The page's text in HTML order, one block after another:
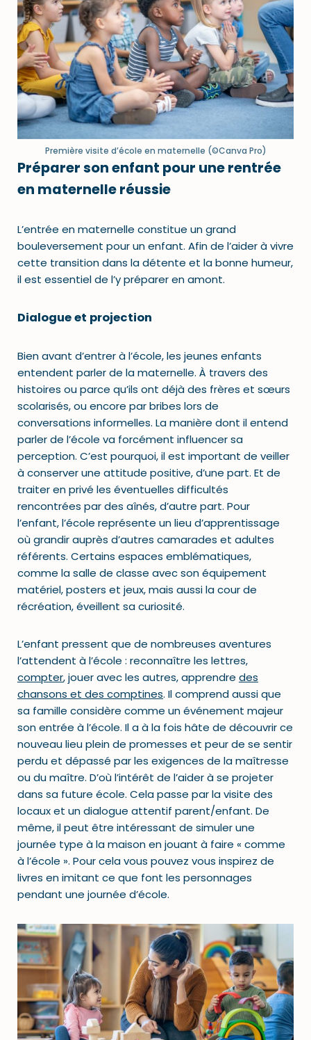
Première visite d’école en maternelle (©Canva Pro)
Préparer son enfant pour une rentrée
en maternelle réussie
L’entrée en maternelle constitue un grand
bouleversement pour un enfant. Afin de l’aider à vivre
cette transition dans la détente et la bonne humeur,
il est essentiel de l’y préparer en amont.
Dialogue et projection
Bien avant d’entrer à l’école, les jeunes enfants
entendent parler de la maternelle. À travers des
histoires ou parce qu’ils ont déjà des frères et sœurs
scolarisés, ou encore par bribes lors de
conversations informelles. La manière dont il entend
parler de l’école va forcément influencer sa
perception. C’est pourquoi, il est important de veiller
à conserver une attitude positive, d’une part. Et de
traiter en privé les éventuelles difficultés
rencontrées par des aînés, d’autre part. Pour
l’enfant, l’école représente un lieu d’apprentissage
où grandir auprès d’autres camarades et adultes
référents. Certains espaces emblématiques,
comme la salle de classe avec son équipement
matériel, posters et jeux, mais aussi la cour de
récréation, éveillent sa curiosité.
L’enfant pressent que de nombreuses aventures
l’attendent à l’école : reconnaître les lettres,
compter, jouer avec les autres, apprendre des
chansons et des comptines. Il comprend aussi que
sa famille considère comme un événement majeur
son entrée à l’école. Il a à la fois hâte de découvrir ce
nouveau lieu plein de promesses et peur de se sentir
perdu et dépassé par les exigences de la maîtresse
ou du maître. D’où l’intérêt de l’aider à se projeter
dans sa future école. Cela passe par la visite des
locaux et un dialogue attentif parent/enfant. De
même, il peut être intéressant de simuler une
journée type à la maison en jouant à faire « comme
à l’école ». Pour cela vous pouvez vous inspirez de
livres en imitant ce que font les personnages
pendant une journée d’école.